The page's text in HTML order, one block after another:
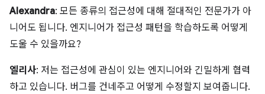
Alexandra: 모든 종류의 접근성에 대해 절대적인 전문가가 아
니어도 됩니다. 엔지니어가 접근성 패턴을 학습하도록 어떻게
도울 수 있을까요?
엘리사: 저는 접근성에 관심이 있는 엔지니어와 긴밀하게 협력
하고 있습니다. 버그를 건네주고 어떻게 수정할지 보여줍니다.